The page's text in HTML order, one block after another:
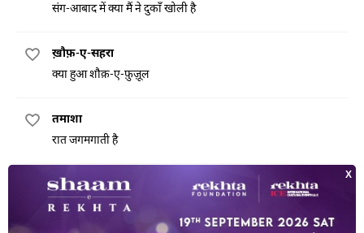
संग-आबाद में क्या मैं ने दुकाँ खोली है
ख़ौफ़-ए-सहरा
क्या हुआ शौक़-ए-फ़ुज़ूल
तमाशा
रात जगमगाती है
जज़्ब-ओ-गुरेज़
रू-ब-रू हो के भी नज़रें न मिलाईं उस ने